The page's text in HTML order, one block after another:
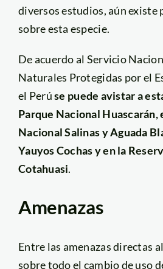
diversos estudios, aún existe
sobre esta especie.
De acuerdo al Servicio
Naturales Protegidas por el
el Perúse puede avistar a
Parque Nacional Huascarán,
Nacional Salinas y Aguada
Yauyos Cochas y en la
Cotahuasi.
Amenazas
Entre las amenazas directas
sobre todo el cambio de uso